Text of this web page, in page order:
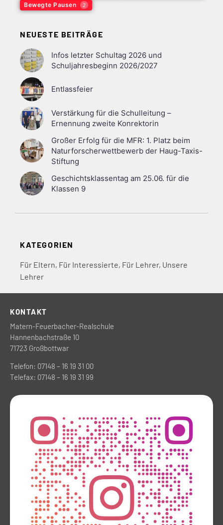
Bewegte Pausen 2
NEUESTE BEITRÄGE
Infos letzter Schultag 2026 und
Schuljahresbeginn 2026/2027
Entlassfeier
Verstärkung für die Schulleitung –
Ernennung zweite Konrektorin
Großer Erfolg für die MFR: 1. Platz beim
Naturforscherwettbewerb der Haug-Taxis-
Stiftung
Geschichtsklassentag am 25.06. für die
Klassen 9
KATEGORIEN
Für Eltern, Für Interessierte, Für Lehrer, Unsere
Lehrer
KONTAKT
Matern-Feuerbacher-Realschule
Hannenbachstraße 10
71723 Großbottwar
Telefon: 07148 – 16 19 31 00
Telefax: 07148 – 16 19 31 99